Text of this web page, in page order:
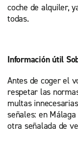
coche de alquiler,
todas.
Información útil
Antes de coger el
respetar las
multas
señales: en
otra señalada de